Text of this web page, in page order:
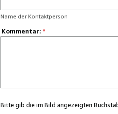
Name der Kontaktperson
Kommentar: *
Bitte gib die im Bild angezeigten